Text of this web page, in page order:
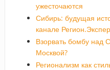
ужесточаются
Сибирь: будущая
канале
Взорвать бомбу над
Москвой?
Регионализм как